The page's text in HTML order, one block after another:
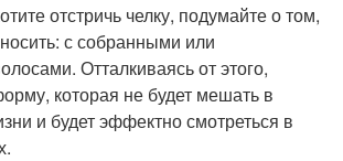
отстричь челку, подумайте о том,
с собранными или
Отталкиваясь от этого,
которая не будет мешать в
и будет эффектно смотреться в